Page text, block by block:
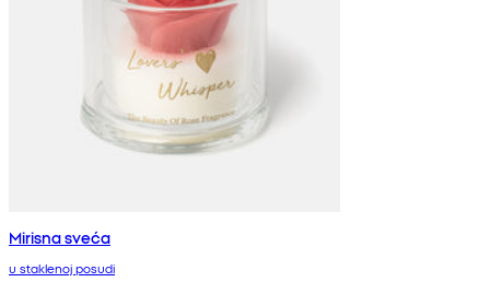
Mirisna sveća
u staklenoj posudi